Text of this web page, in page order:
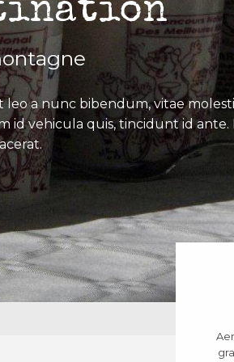
a nunc bibendum, vitae
vehicula quis, tincidunt id